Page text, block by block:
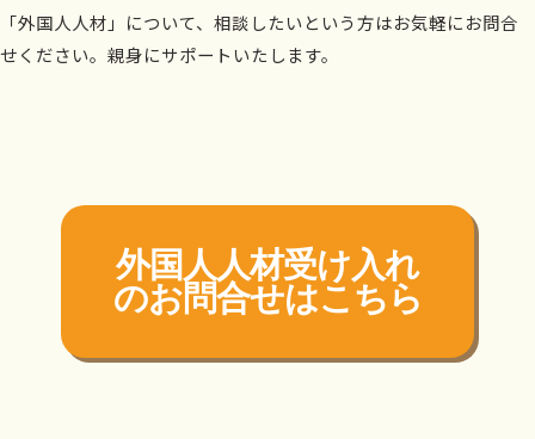
「外国人人材」について、相談したいという方はお気軽にお問合
せください。親身にサポートいたします。
外国人人材受け入れ
のお問合せはこちら